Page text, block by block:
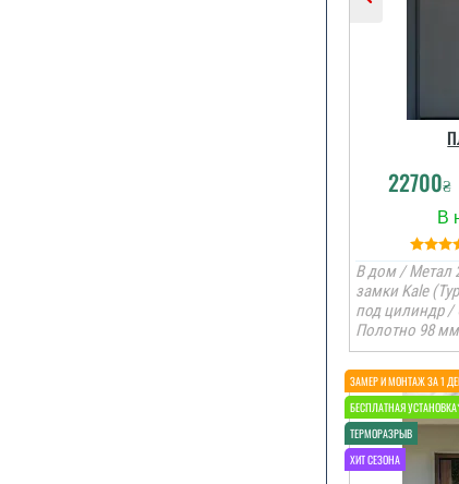
Євген
якісно
хороші
22700₴
В дом / Метал
замки Kale
под цилиндр
Полотно 98